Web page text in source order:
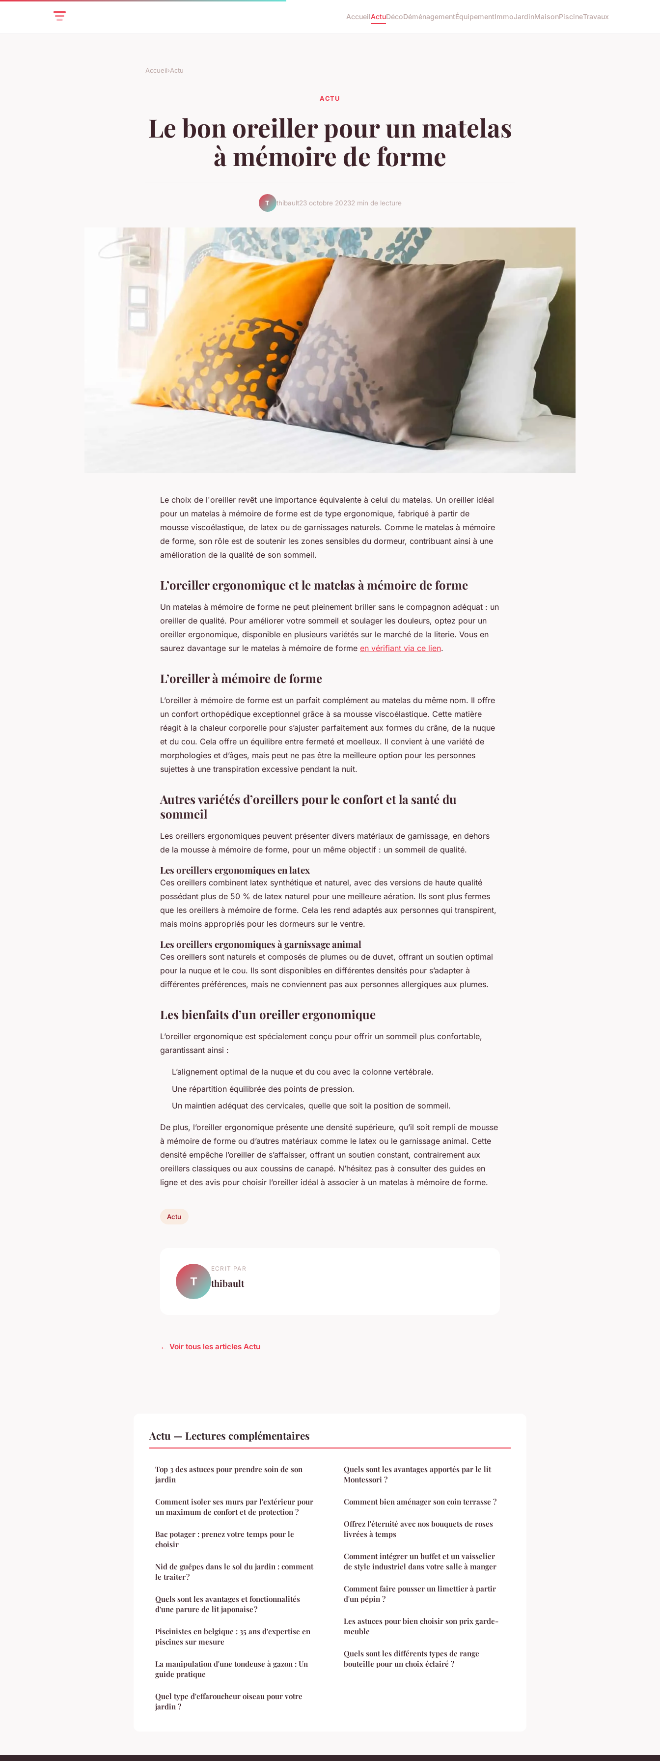
AccueilActuDécoDéménagementÉquipementImmoJardinMaisonPiscineTravaux
Accueil›Actu
ACTU
Le bon oreiller pour un matelas
à mémoire de forme
T thibault23 octobre 20232 min de lecture
Le choix de l'oreiller revêt une importance équivalente à celui du matelas. Un oreiller idéal
pour un matelas à mémoire de forme est de type ergonomique, fabriqué à partir de
mousse viscoélastique, de latex ou de garnissages naturels. Comme le matelas à mémoire
de forme, son rôle est de soutenir les zones sensibles du dormeur, contribuant ainsi à une
amélioration de la qualité de son sommeil.
L’oreiller ergonomique et le matelas à mémoire de forme
Un matelas à mémoire de forme ne peut pleinement briller sans le compagnon adéquat : un
oreiller de qualité. Pour améliorer votre sommeil et soulager les douleurs, optez pour un
oreiller ergonomique, disponible en plusieurs variétés sur le marché de la literie. Vous en
saurez davantage sur le matelas à mémoire de forme en vérifiant via ce lien.
L’oreiller à mémoire de forme
L’oreiller à mémoire de forme est un parfait complément au matelas du même nom. Il offre
un confort orthopédique exceptionnel grâce à sa mousse viscoélastique. Cette matière
réagit à la chaleur corporelle pour s’ajuster parfaitement aux formes du crâne, de la nuque
et du cou. Cela offre un équilibre entre fermeté et moelleux. Il convient à une variété de
morphologies et d’âges, mais peut ne pas être la meilleure option pour les personnes
sujettes à une transpiration excessive pendant la nuit.
Autres variétés d’oreillers pour le confort et la santé du
sommeil
Les oreillers ergonomiques peuvent présenter divers matériaux de garnissage, en dehors
de la mousse à mémoire de forme, pour un même objectif : un sommeil de qualité.
Les oreillers ergonomiques en latex
Ces oreillers combinent latex synthétique et naturel, avec des versions de haute qualité
possédant plus de 50 % de latex naturel pour une meilleure aération. Ils sont plus fermes
que les oreillers à mémoire de forme. Cela les rend adaptés aux personnes qui transpirent,
mais moins appropriés pour les dormeurs sur le ventre.
Les oreillers ergonomiques à garnissage animal
Ces oreillers sont naturels et composés de plumes ou de duvet, offrant un soutien optimal
pour la nuque et le cou. Ils sont disponibles en différentes densités pour s’adapter à
différentes préférences, mais ne conviennent pas aux personnes allergiques aux plumes.
Les bienfaits d’un oreiller ergonomique
L’oreiller ergonomique est spécialement conçu pour offrir un sommeil plus confortable,
garantissant ainsi :
L’alignement optimal de la nuque et du cou avec la colonne vertébrale.
Une répartition équilibrée des points de pression.
Un maintien adéquat des cervicales, quelle que soit la position de sommeil.
De plus, l’oreiller ergonomique présente une densité supérieure, qu’il soit rempli de mousse
à mémoire de forme ou d’autres matériaux comme le latex ou le garnissage animal. Cette
densité empêche l’oreiller de s’affaisser, offrant un soutien constant, contrairement aux
oreillers classiques ou aux coussins de canapé. N’hésitez pas à consulter des guides en
ligne et des avis pour choisir l’oreiller idéal à associer à un matelas à mémoire de forme.
Actu
T
ECRIT PAR
thibault
← Voir tous les articles Actu
Actu — Lectures complémentaires
Top 3 des astuces pour prendre soin de son
jardin
Comment isoler ses murs par l'extérieur pour
un maximum de confort et de protection ?
Bac potager : prenez votre temps pour le
choisir
Nid de guêpes dans le sol du jardin : comment
le traiter ?
Quels sont les avantages et fonctionnalités
d'une parure de lit japonaise ?
Piscinistes en belgique : 35 ans d'expertise en
piscines sur mesure
La manipulation d'une tondeuse à gazon : Un
guide pratique
Quel type d'effaroucheur oiseau pour votre
jardin ?
Quels sont les avantages apportés par le lit
Montessori ?
Comment bien aménager son coin terrasse ?
Offrez l'éternité avec nos bouquets de roses
livrées à temps
Comment intégrer un buffet et un vaisselier
de style industriel dans votre salle à manger
Comment faire pousser un limettier à partir
d'un pépin ?
Les astuces pour bien choisir son prix garde-
meuble
Quels sont les différents types de range
bouteille pour un choix éclairé ?